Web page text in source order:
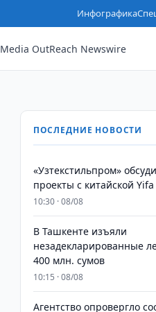
Инфографика
Media OutReach Newswire
ПОСЛЕДНИЕ НОВОСТИ
«Узтекстильпром»
проекты с китайской
10:30 · 08/08
​​​​​​​В Ташкенте изъяли
незадекларированные
400 млн. сумов
10:15 · 08/08
Агентство опровергло